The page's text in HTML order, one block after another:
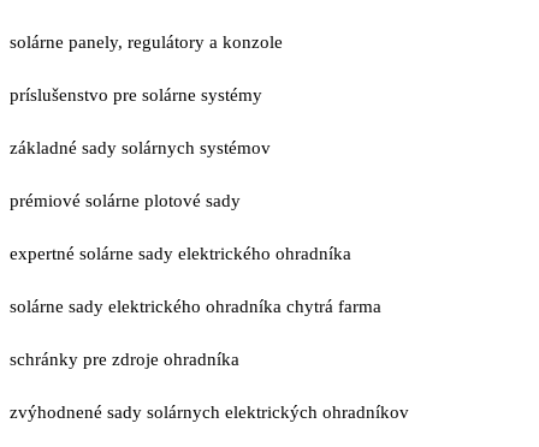
solárne panely, regulátory a konzole
príslušenstvo pre solárne systémy
základné sady solárnych systémov
prémiové solárne plotové sady
expertné solárne sady elektrického ohradníka
solárne sady elektrického ohradníka chytrá farma
schránky pre zdroje ohradníka
zvýhodnené sady solárnych elektrických ohradníkov